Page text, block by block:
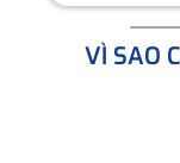
VÌ SAO